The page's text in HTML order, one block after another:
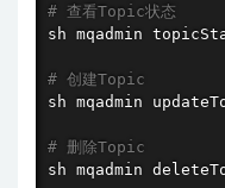
# 查看Topic状态
sh mqadmin
# 创建Topic
sh mqadmin
# 删除Topic
sh mqadmin